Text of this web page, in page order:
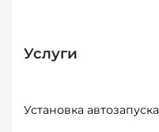
Услуги
Установка автозапуска